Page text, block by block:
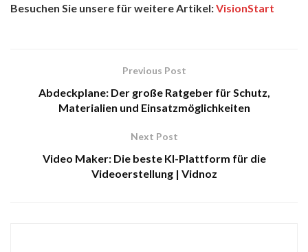
Besuchen Sie unsere für weitere Artikel:VisionStart
Previous Post
Abdeckplane: Der große Ratgeber für Schutz,
Materialien und Einsatzmöglichkeiten
Next Post
Video Maker: Die beste KI-Plattform für die
Videoerstellung | Vidnoz